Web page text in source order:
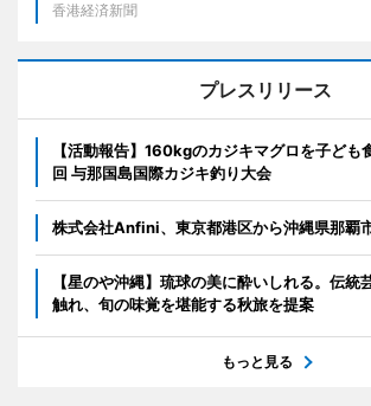
香港経済新聞
プレスリリース
【活動報告】160kgのカジキマグロを子ども
回 与那国島国際カジキ釣り大会
株式会社Anfini、東京都港区から沖縄県那覇
【星のや沖縄】琉球の美に酔いしれる。伝統
触れ、旬の味覚を堪能する秋旅を提案
もっと見る